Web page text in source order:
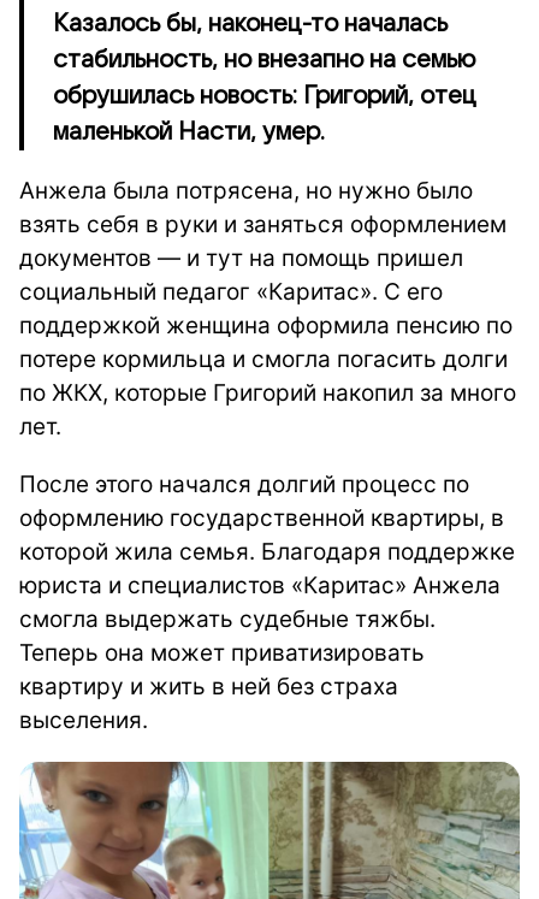
Казалось бы, наконец-то началась
стабильность, но внезапно на семью
обрушилась новость: Григорий, отец
маленькой Насти, умер.
Анжела была потрясена, но нужно было
взять себя в руки и заняться оформлением
документов — и тут на помощь пришел
социальный педагог «Каритас». С его
поддержкой женщина оформила пенсию по
потере кормильца и смогла погасить долги
по ЖКХ, которые Григорий накопил за много
лет.
После этого начался долгий процесс по
оформлению государственной квартиры, в
которой жила семья. Благодаря поддержке
юриста и специалистов «Каритас» Анжела
смогла выдержать судебные тяжбы.
Теперь она может приватизировать
квартиру и жить в ней без страха
выселения.